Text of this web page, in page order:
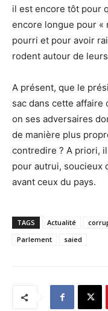
il est encore tôt pour
encore longue pour «
pourri et pour avoir
rodent autour de
A présent, que le
sac dans cette affaire
on ses adversaires
de manière plus
contredire ? A priori,
pour autrui, soucieux
avant ceux du pays.
TAGS Actualité
Parlement
saied